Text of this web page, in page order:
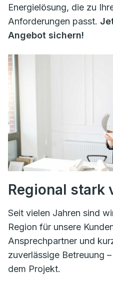
Energielösung, die zu
Anforderungen passt.
Angebot sichern!
Regional stark
Seit vielen Jahren sind
Region für unsere
Ansprechpartner und
zuverlässige Betreuung
dem Projekt.